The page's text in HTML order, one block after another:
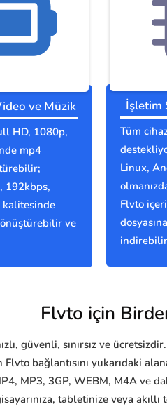
ve Müzik
HD, 1080p,
mp4
192kbps,
ve
İşletim
Tüm
Linux,
Flvto
Flvto için
güvenli, sınırsız ve
bağlantısını yukarıdaki
MP3, 3GP, WEBM, M4A ve
tabletinize veya